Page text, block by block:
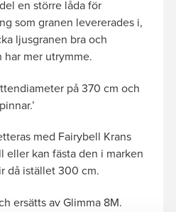
en större låda för
som granen levererades i,
ljusgranen bra och
har mer utrymme.
på 370 cm och
med Fairybell Krans
eller kan fästa den i marken
då istället 300 cm.
ersätts av Glimma 8M.